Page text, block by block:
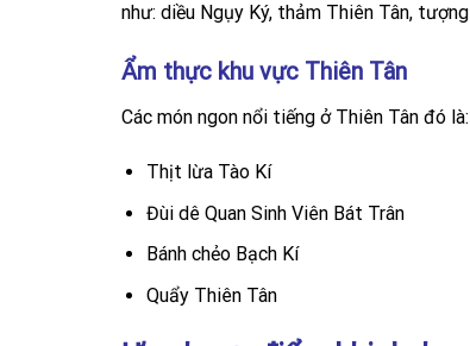
như: diều Ngụy Ký, thảm Thiên Tân,
Ẩm thực khu vực Thiên Tân
Các món ngon nổi tiếng ở Thiên Tân đó là:
Thịt lừa Tào Kí
Đùi dê Quan Sinh Viên Bát Trân
Bánh chẻo Bạch Kí
Quẩy Thiên Tân